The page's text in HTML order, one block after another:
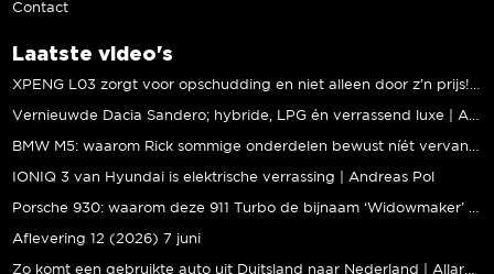
Contact
Laatste video's
IONIQ 3 van Hyundai is elektrische verrassing | Andreas Pol
Aflevering 12 (2026) 7 juni